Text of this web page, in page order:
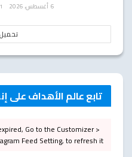
6 أغسطس، 2026
تابع عالم الأهداف على
Go to the Customizer >
Feed Setting, to refresh it.